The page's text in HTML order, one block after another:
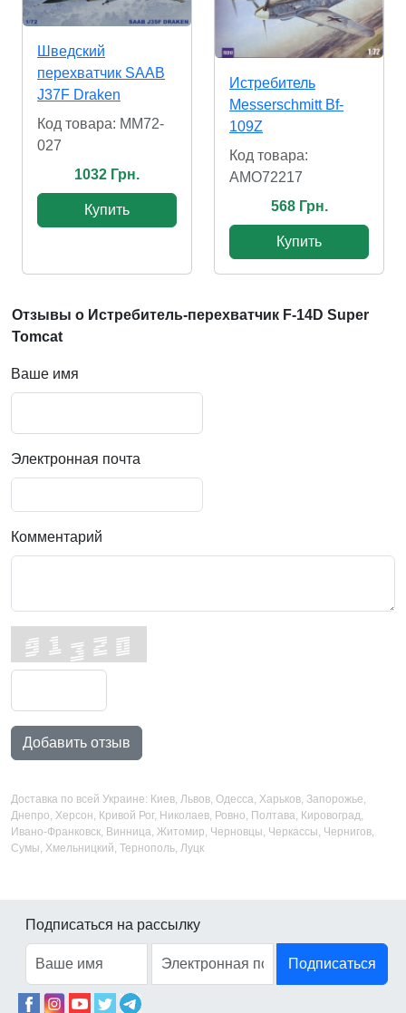
Шведский
перехватчик SAAB
J37F Draken
Код товара: MM72-
027
1032 Грн.
Купить
Истребитель
Messerschmitt Bf-
109Z
Код товара:
AMO72217
568 Грн.
Купить
Отзывы о Истребитель-перехватчик F-14D Super
Tomcat
Ваше имя
Электронная почта
Комментарий
Добавить отзыв
Доставка по всей Украине: Киев, Львов, Одесса, Харьков, Запорожье,
Днепро, Херсон, Кривой Рог, Николаев, Ровно, Полтава, Кировоград,
Ивано-Франковск, Винница, Житомир, Черновцы, Черкассы, Чернигов,
Сумы, Хмельницкий, Тернополь, Луцк
Подписаться на рассылку
Подписаться